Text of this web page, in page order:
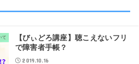
て
【びぃどろ講座】聴こえないフリ
で障害者手帳？
2019.10.16